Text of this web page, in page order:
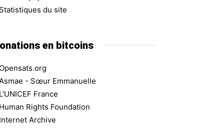
Statistiques du site
en bitcoins
Opensats.org
Asmae - Sœur Emmanuelle
L'UNICEF France
Human Rights Foundation
Internet Archive